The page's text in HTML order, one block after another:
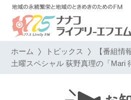
ホーム トピックス 【番組情
土曜スペシャル 荻野真理の「Mari